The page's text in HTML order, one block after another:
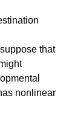
that
nonlinear